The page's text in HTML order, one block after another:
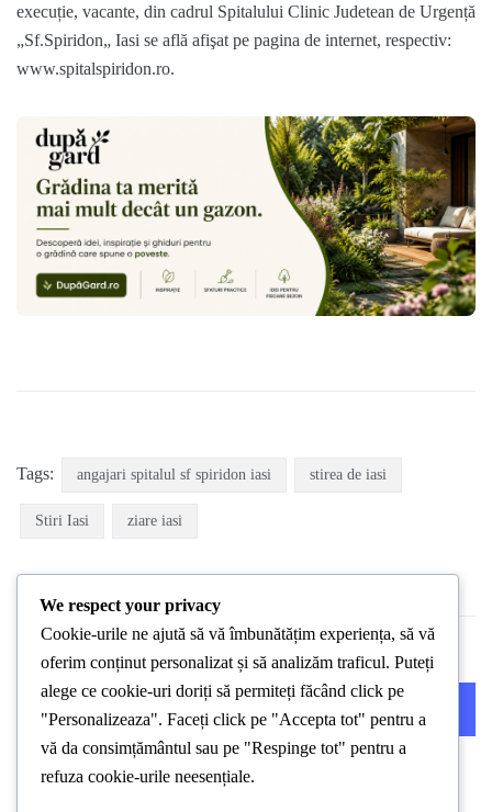
execuție, vacante, din cadrul Spitalului Clinic Judetean de Urgență
„Sf.Spiridon„ Iasi se află afişat pe pagina de internet, respectiv:
www.spitalspiridon.ro.
Tags: angajari spitalul sf spiridon iasi stirea de iasi
Stiri Iasi ziare iasi
PREVIOUS POST NEXT POST
We respect your privacy
Cookie-urile ne ajută să vă îmbunătățim experiența, să vă
oferim conținut personalizat și să analizăm traficul. Puteți
alege ce cookie-uri doriți să permiteți făcând click pe
"Personalizeaza". Faceți click pe "Accepta tot" pentru a
vă da consimțământul sau pe "Respinge tot" pentru a
refuza cookie-urile neesențiale.